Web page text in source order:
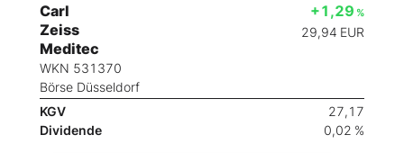
Carl
Zeiss
Meditec
WKN 531370
Börse Düsseldorf
+1,29 %
29,94 EUR
KGV
27,17
Dividende
0,02 %